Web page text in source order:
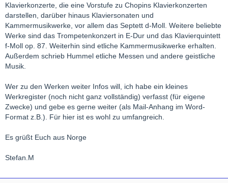
Klavierkonzerte, die eine Vorstufe zu Chopins Klavierkonzerten
darstellen, darüber hinaus Klaviersonaten und
Kammermusikwerke, vor allem das Septett d-Moll. Weitere beliebte
Werke sind das Trompetenkonzert in E-Dur und das Klavierquintett
f-Moll op. 87. Weiterhin sind etliche Kammermusikwerke erhalten.
Außerdem schrieb Hummel etliche Messen und andere geistliche
Musik.
Wer zu den Werken weiter Infos will, ich habe ein kleines
Werkregister (noch nicht ganz vollständig) verfasst (für eigene
Zwecke) und gebe es gerne weiter (als Mail-Anhang im Word-
Format z.B.). Für hier ist es wohl zu umfangreich.
Es grüßt Euch aus Norge
Stefan.M